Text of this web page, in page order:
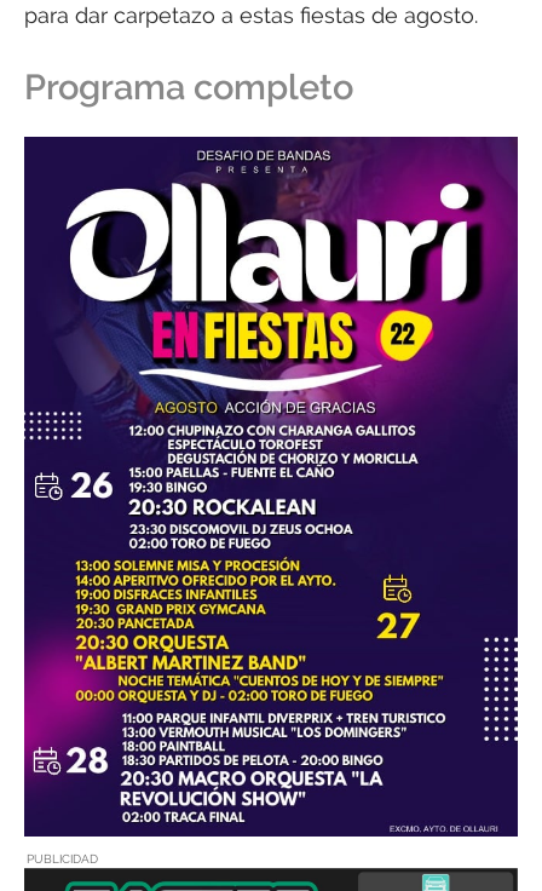
para dar carpetazo a estas fiestas de agosto.
Programa completo
PUBLICIDAD